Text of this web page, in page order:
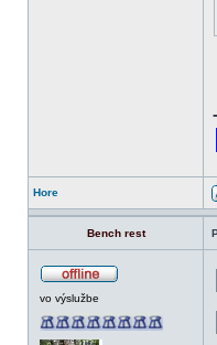
Hore
Bench rest
vo výslužbe